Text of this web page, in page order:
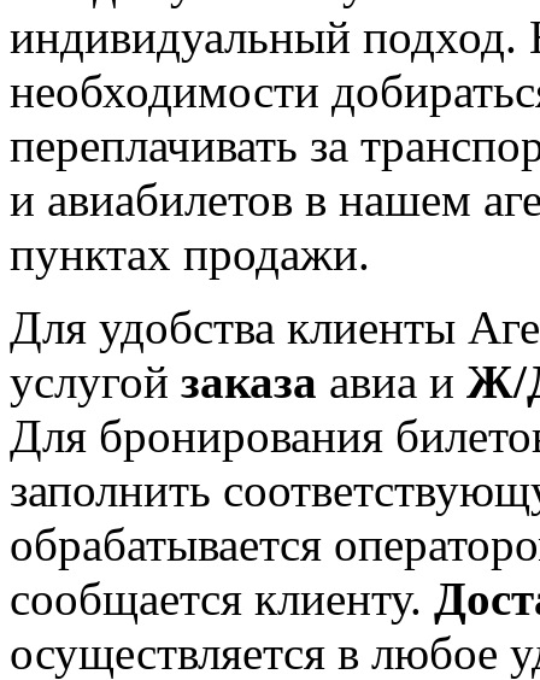
индивидуальный подход.
необходимости
переплачивать за
и авиабилетов в нашем
пунктах продажи.
Для удобства клиенты
услугой заказа авиа и Ж/
Для бронирования
заполнить
обрабатывается
сообщается клиенту.
осуществляется в любое